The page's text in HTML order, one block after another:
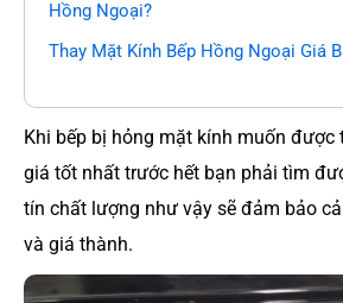
Hồng Ngoại?
Thay Mặt Kính Bếp Hồng Ngoại Giá
Khi bếp bị hỏng mặt kính muốn được
giá tốt nhất trước hết bạn phải tìm
tín chất lượng như vậy sẽ đảm bảo
và giá thành.